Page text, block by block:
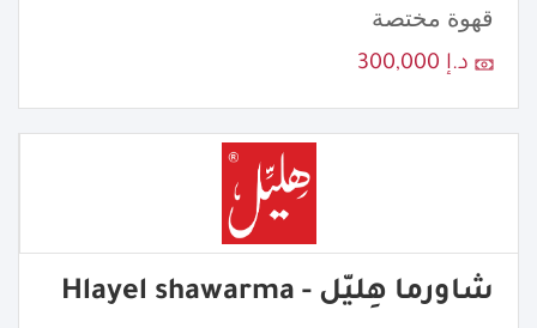
قهوة مختصة
د.إ 300,000
شاورما هِليّل - Hlayel shawarma